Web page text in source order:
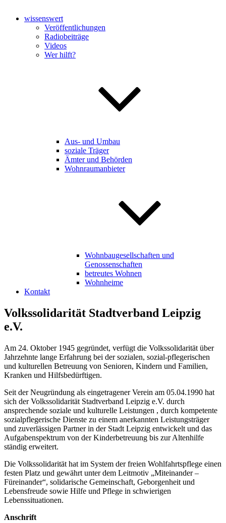
wissenswert
Veröffentlichungen
Radiobeiträge
Videos
Wer hilft?
Aus- und Umbau
soziale Träger
Ämter und Behörden
Wohnraumanbieter
Wohnbaugesellschaften und
Genossenschaften
betreutes Wohnen
Wohnheime
Kontakt
Volkssolidarität Stadtverband Leipzig
e.V.
Am 24. Oktober 1945 gegründet, verfügt die Volkssolidarität über
Jahrzehnte lange Erfahrung bei der sozialen, sozial-pflegerischen
und kulturellen Betreuung von Senioren, Kindern und Familien,
Kranken und Hilfsbedürftigen.
Seit der Neugründung als eingetragener Verein am 05.04.1990 hat
sich der Volkssolidarität Stadtverband Leipzig e.V. durch
ansprechende soziale und kulturelle Leistungen , durch kompetente
sozialpflegerische Dienste zu einem anerkannten Leistungsträger
und zuverlässigen Partner in der Stadt Leipzig entwickelt und das
Aufgabenspektrum von der Kinderbetreuung bis zur Altenhilfe
ständig erweitert.
Die Volkssolidarität hat im System der freien Wohlfahrtspflege einen
festen Platz und gewährt unter dem Leitmotiv „Miteinander –
Füreinander“, solidarische Gemeinschaft, Geborgenheit und
Lebensfreude sowie Hilfe und Pflege in schwierigen
Lebenssituationen.
Anschrift